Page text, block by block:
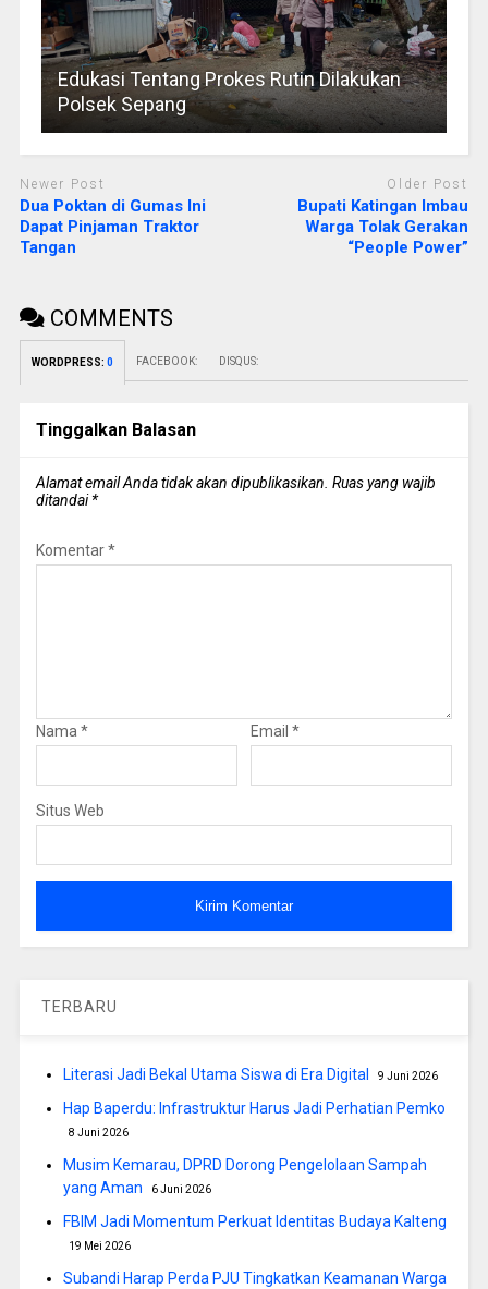
Edukasi Tentang Prokes Rutin Dilakukan
Polsek Sepang
Newer Post
Dua Poktan di Gumas Ini
Dapat Pinjaman Traktor
Tangan
Older Post
Bupati Katingan Imbau
Warga Tolak Gerakan
“People Power”
COMMENTS
WORDPRESS: 0 FACEBOOK: DISQUS:
Tinggalkan Balasan
Alamat email Anda tidak akan dipublikasikan. Ruas yang wajib
ditandai*
Komentar*
Nama * Email *
Situs Web
TERBARU
Literasi Jadi Bekal Utama Siswa di Era Digital 9 Juni 2026
Hap Baperdu: Infrastruktur Harus Jadi Perhatian Pemko
8 Juni 2026
Musim Kemarau, DPRD Dorong Pengelolaan Sampah
yang Aman
6 Juni 2026
FBIM Jadi Momentum Perkuat Identitas Budaya Kalteng
19 Mei 2026
Subandi Harap Perda PJU Tingkatkan Keamanan Warga